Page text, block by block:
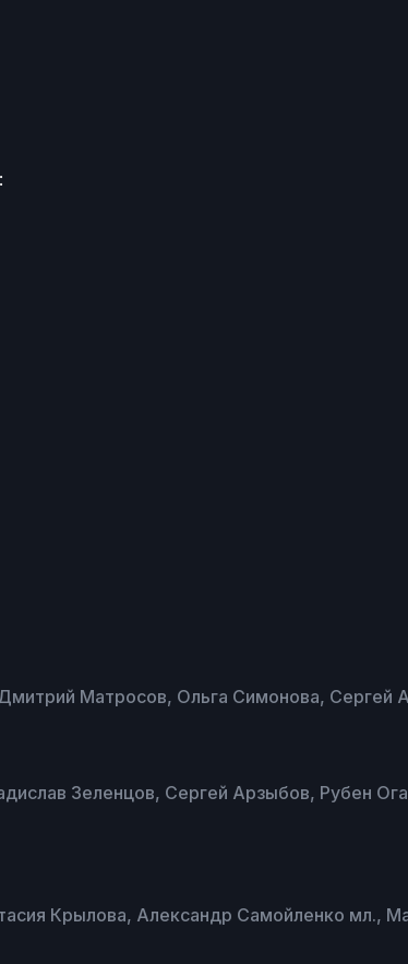
Матросов, Ольга Симонова, Сергей
Зеленцов, Сергей Арзыбов, Рубен
Крылова, Александр Самойленко мл.,